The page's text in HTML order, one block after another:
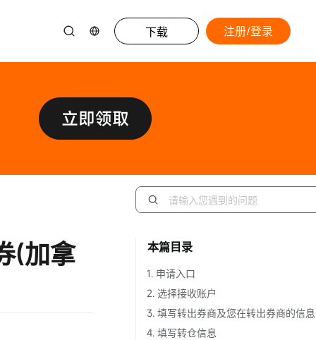
下载 注册/登录
(加拿
本篇目录
1. 申请入口
2. 选择接收账户
3. 填写转出券商及您在转出券商的信息
4. 填写转仓信息